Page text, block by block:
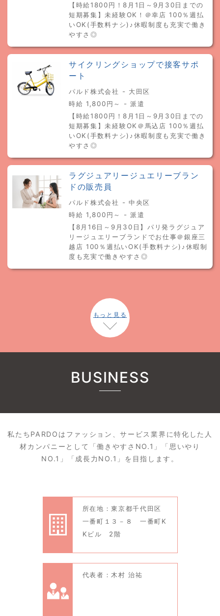
【時給1800円！8月1日～9月30日までの
短期募集】未経験OK！＠幸店 100％週払
いOK(手数料ナシ)♪休暇制度も充実で働き
やすさ◎
サイクリングショップで接客サポ
ート
パルド株式会社 - 大田区
時給 1,800円～ - 派遣
【時給1800円！8月1日～9月30日までの
短期募集】未経験OK＠馬込店 100％週払
いOK(手数料ナシ)♪休暇制度も充実で働き
やすさ◎
ラグジュアリージュエリーブラン
ドの販売員
パルド株式会社 - 中央区
時給 1,800円～ - 派遣
【8月16日～9月30日】パリ発ラグジュア
リージュエリーブランドでお仕事＠銀座三
越店 100％週払いOK(手数料ナシ)♪休暇制
度も充実で働きやすさ◎
もっと見る
BUSINESS
私たちPARDOはファッション、サービス業界に特化した人
材カンパニーとして「働きやすさNO.1」「思いやり
NO.1」「成長力NO.1」を目指します。
所在地：東京都千代田区
一番町１３－８ 一番町K
Kビル 2階
代表者：木村 治祐